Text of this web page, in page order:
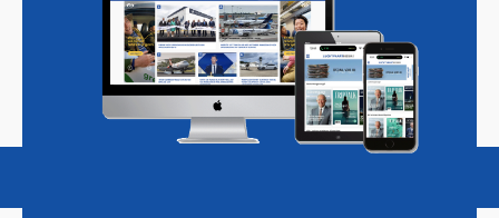
Magazine Podcasts Vacatures